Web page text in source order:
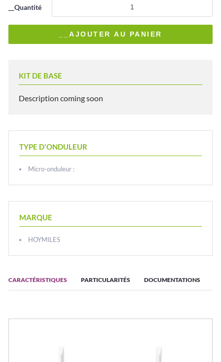
CARACTÉRISTIQUES PARTICULARITÉS DOCUMENTATIONS
__Quantité
KIT DE BASE
Description coming soon
TYPE D'ONDULEUR
Micro-onduleur :
MARQUE
HOYMILES